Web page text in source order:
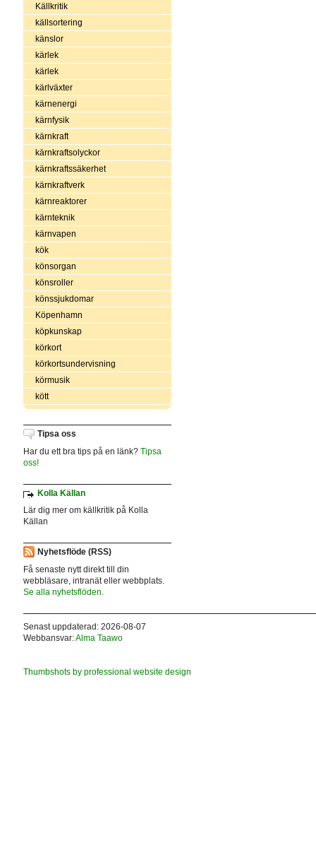
Källkritik
källsortering
känslor
kärlek
kärlek
kärlväxter
kärnenergi
kärnfysik
kärnkraft
kärnkraftsolyckor
kärnkraftssäkerhet
kärnkraftverk
kärnreaktorer
kärnteknik
kärnvapen
kök
könsorgan
könsroller
könssjukdomar
Köpenhamn
köpkunskap
körkort
körkortsundervisning
körmusik
kött
Tipsa oss
Har du ett bra tips på en länk? Tipsa
oss!
Kolla Källan
Lär dig mer om källkritik på Kolla
Källan
Nyhetsflöde (RSS)
Få senaste nytt direkt till din
webbläsare, intranät eller webbplats.
Se alla nyhetsflöden.
Senast uppdaterad: 2026-08-07
Webbansvar:Alma Taawo
Thumbshots by professional website design